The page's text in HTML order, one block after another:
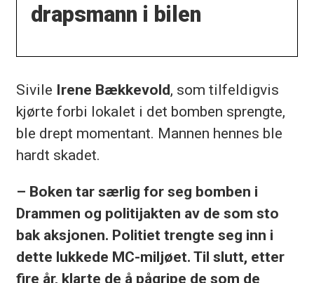
drapsmann i bilen
Sivile Irene Bækkevold, som tilfeldigvis
kjørte forbi lokalet i det bomben sprengte,
ble drept momentant. Mannen hennes ble
hardt skadet.
– Boken tar særlig for seg bomben i
Drammen og politijakten av de som sto
bak aksjonen. Politiet trengte seg inn i
dette lukkede MC-miljøet. Til slutt, etter
fire år, klarte de å pågripe de som de